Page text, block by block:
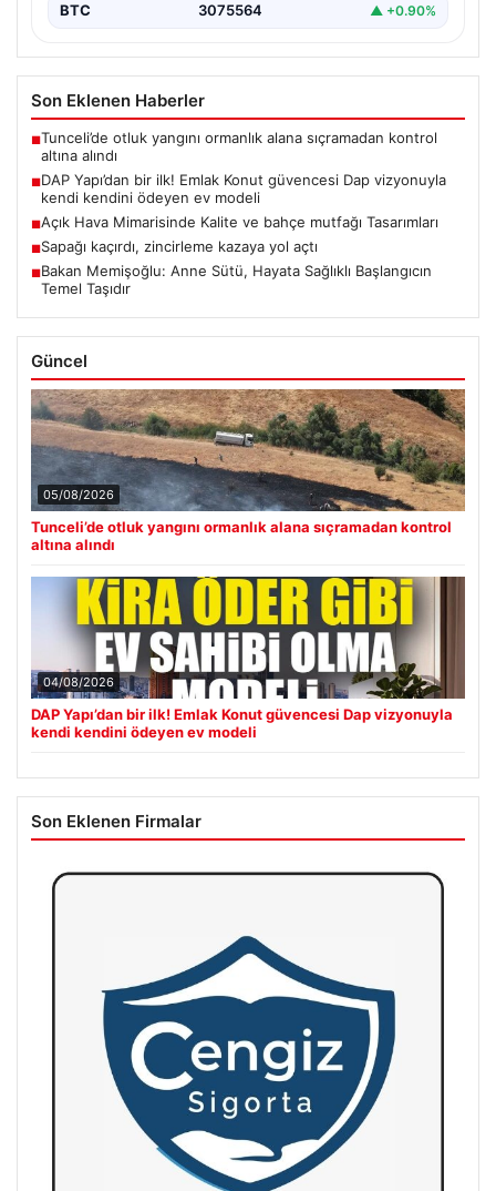
BTC 3075564 ▲ +0.90%
Son Eklenen Haberler
■Tunceli’de otluk yangını ormanlık alana sıçramadan kontrol
altına alındı
■DAP Yapı’dan bir ilk! Emlak Konut güvencesi Dap vizyonuyla
kendi kendini ödeyen ev modeli
■Açık Hava Mimarisinde Kalite ve bahçe mutfağı Tasarımları
■Sapağı kaçırdı, zincirleme kazaya yol açtı
■Bakan Memişoğlu: Anne Sütü, Hayata Sağlıklı Başlangıcın
Temel Taşıdır
Güncel
05/08/2026
Tunceli’de otluk yangını ormanlık alana sıçramadan kontrol
altına alındı
04/08/2026
DAP Yapı’dan bir ilk! Emlak Konut güvencesi Dap vizyonuyla
kendi kendini ödeyen ev modeli
Son Eklenen Firmalar